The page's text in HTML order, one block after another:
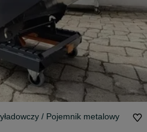
/ Pojemnik metalowy